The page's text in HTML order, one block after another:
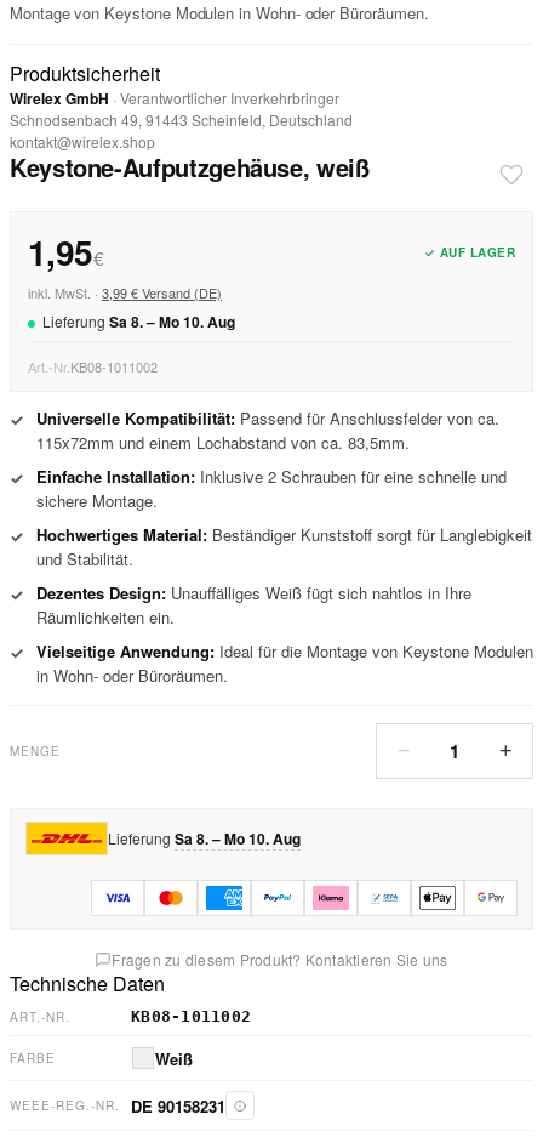
Montage von Keystone Modulen in Wohn- oder Büroräumen.
Produktsicherheit
Wirelex GmbH · Verantwortlicher Inverkehrbringer
Schnodsenbach 49, 91443 Scheinfeld, Deutschland
kontakt@wirelex.shop
Keystone-Aufputzgehäuse, weiß
1,95€ ✓ AUF LAGER
inkl. MwSt. · 3,99 € Versand (DE)
Lieferung Sa8. –Mo10.Aug
Art.-Nr.KB08-1011002
✓ Universelle Kompatibilität: Passend für Anschlussfelder von ca.
115x72mm und einem Lochabstand von ca. 83,5mm.
✓
Einfache Installation: Inklusive 2 Schrauben für eine schnelle und
sichere Montage.
✓ Hochwertiges Material: Beständiger Kunststoff sorgt für Langlebigkeit
und Stabilität.
✓
Dezentes Design: Unauffälliges Weiß fügt sich nahtlos in Ihre
Räumlichkeiten ein.
✓ Vielseitige Anwendung: Ideal für die Montage von Keystone Modulen
in Wohn- oder Büroräumen.
MENGE − 1 +
Lieferung Sa 8. – Mo 10. Aug
Fragen zu diesem Produkt? Kontaktieren Sie uns
Technische Daten
ART.-NR. KB08-1011002
FARBE Weiß
WEEE-REG.-NR. DE 90158231